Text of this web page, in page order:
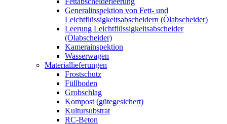
Generalinspektion von Fett- und
Leichtflüssigkeitsabscheidern (Ölabscheider)
Leerung Leichtflüssigkeitsabscheider
(Ölabscheider)
Kamerainspektion
Wasserwagen
Materiallieferungen
Frostschutz
Füllboden
Grobschlag
Kompost (gütegesichert)
Kultursubstrat
RC-Beton